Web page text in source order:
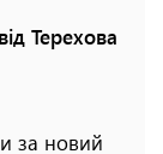
Терехова
за новий